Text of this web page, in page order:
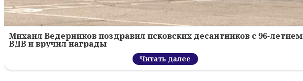
Михаил Ведерников поздравил псковских десантников с 96-летием
ВДВ и вручил награды
Читать далее